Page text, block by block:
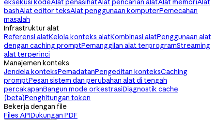
eksekusi kodeAlat penasihatAlat pencarian alatAlat memoriAlat
bashAlat editor teksAlat penggunaan komputerPemecahan
masalah
Infrastruktur alat
Referensi alatKelola konteks alatKombinasi alatPenggunaan alat
dengan caching promptPemanggilan alat terprogramStreaming
alat terperinci
Manajemen konteks
Jendela konteksPemadatanPengeditan konteksCaching
promptPesan sistem dan perubahan alat di tengah
percakapanBangun mode orkestrasiDiagnostik cache
(beta)Penghitungan token
Bekerja dengan file
Files APIDukungan PDF